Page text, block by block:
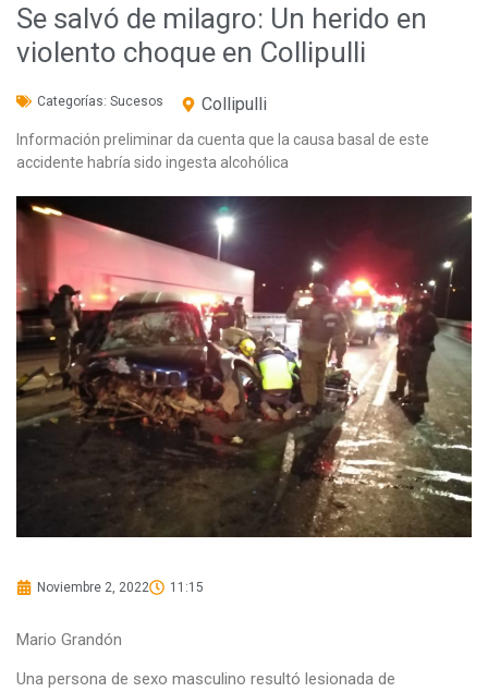
Se salvó de milagro: Un herido en
violento choque en Collipulli
Categorías: Sucesos Collipulli
Información preliminar da cuenta que la causa basal de este
accidente habría sido ingesta alcohólica
Noviembre 2, 2022 11:15
Mario Grandón
Una persona de sexo masculino resultó lesionada de